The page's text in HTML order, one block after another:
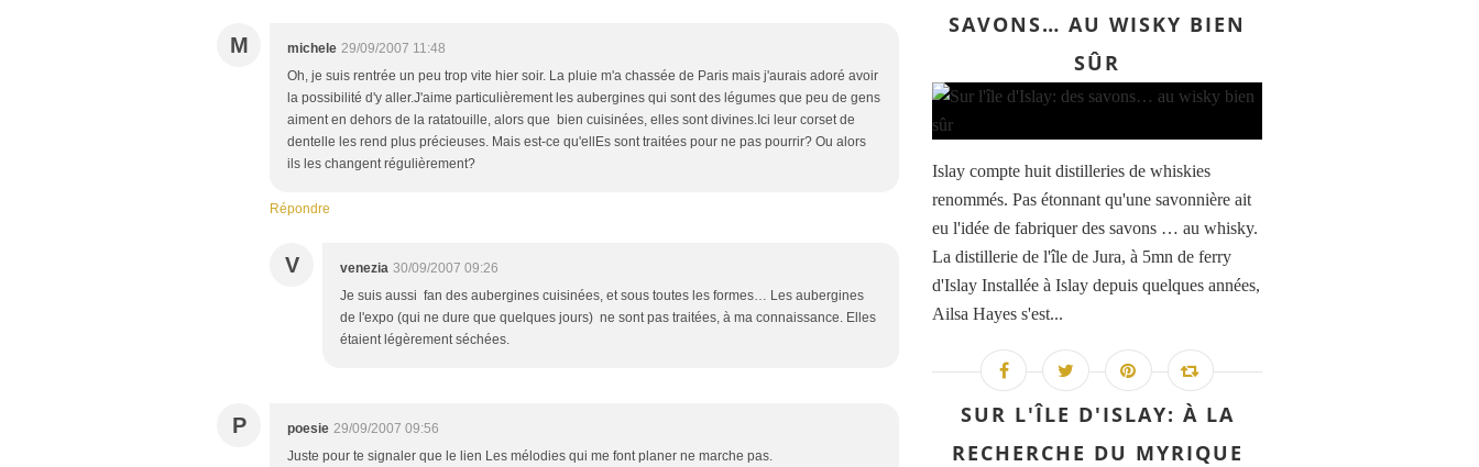
M michele 29/09/2007 11:48
Oh, je suis rentrée un peu trop vite hier soir. La pluie m'a chassée de Paris mais j'aurais adoré avoir
la possibilité d'y aller.J'aime particulièrement les aubergines qui sont des légumes que peu de gens
aiment en dehors de la ratatouille, alors que bien cuisinées, elles sont divines.Ici leur corset de
dentelle les rend plus précieuses. Mais est-ce qu'ellEs sont traitées pour ne pas pourrir? Ou alors
ils les changent régulièrement?
Répondre
V venezia 30/09/2007 09:26
Je suis aussi fan des aubergines cuisinées, et sous toutes les formes… Les aubergines
de l'expo (qui ne dure que quelques jours) ne sont pas traitées, à ma connaissance. Elles
étaient légèrement séchées.
P poesie 29/09/2007 09:56
Juste pour te signaler que le lien Les mélodies qui me font planer ne marche pas.
SAVONS… AU WISKY BIEN
SÛR
Islay compte huit distilleries de whiskies
renommés. Pas étonnant qu'une savonnière ait
eu l'idée de fabriquer des savons … au whisky.
La distillerie de l'île de Jura, à 5mn de ferry
d'Islay Installée à Islay depuis quelques années,
Ailsa Hayes s'est...
SUR L'ÎLE D'ISLAY: À LA
RECHERCHE DU MYRIQUE